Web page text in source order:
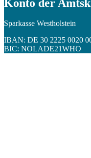
Konto der
Sparkasse Westholstein
IBAN: DE 30 2225 0020
BIC: NOLADE21WHO